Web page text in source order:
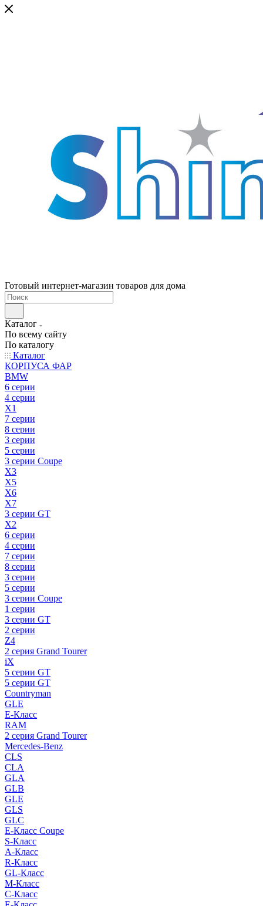
Готовый интернет-магазин товаров для дома
Каталог
По всему сайту
По каталогу
Каталог
КОРПУСА ФАР
BMW
6 серии
4 серии
X1
7 серии
8 серии
3 серии
5 серии
3 серии Coupe
X3
X5
X6
X7
3 серии GT
X2
6 серии
4 серии
7 серии
8 серии
3 серии
5 серии
3 серии Coupe
1 серии
3 серии GT
2 серии
Z4
2 серия Grand Tourer
iX
5 серии GT
5 серии GT
Countryman
GLE
E-Класс
RAM
2 серия Grand Tourer
Mercedes-Benz
CLS
CLA
GLA
GLB
GLE
GLS
GLC
E-Класс Coupe
S-Класс
A-Класс
R-Класс
GL-Класс
M-Класс
C-Класс